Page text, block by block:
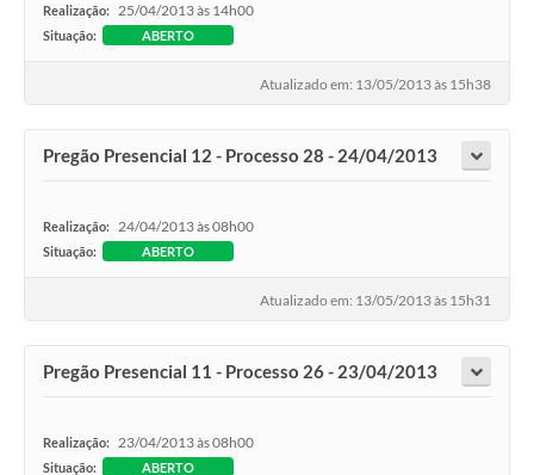
Realização: 25/04/2013 às 14h00
Situação: ABERTO
Atualizado em: 13/05/2013 às 15h38
Pregão Presencial 12 - Processo 28 - 24/04/2013
Realização: 24/04/2013 às 08h00
Situação: ABERTO
Atualizado em: 13/05/2013 às 15h31
Pregão Presencial 11 - Processo 26 - 23/04/2013
Realização: 23/04/2013 às 08h00
Situação: ABERTO